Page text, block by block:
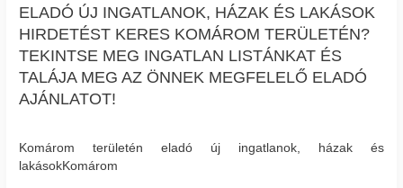
ELADÓ ÚJ INGATLANOK, HÁZAK ÉS LAKÁSOK
HIRDETÉST KERES KOMÁROM TERÜLETÉN?
TEKINTSE MEG INGATLAN LISTÁNKAT ÉS
TALÁJA MEG AZ ÖNNEK MEGFELELŐ ELADÓ
AJÁNLATOT!
Komárom területén eladó új ingatlanok, házak és
lakásokKomárom